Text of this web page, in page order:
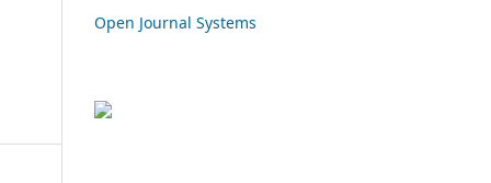
Open Journal Systems